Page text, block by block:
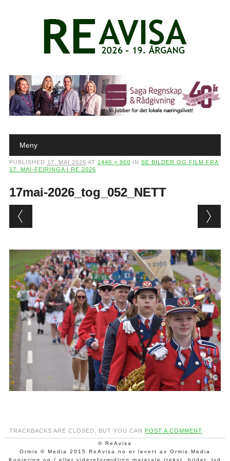
Main menu
Meny
PUBLISHED 17. MAI 2026 AT 1440 × 960 IN SE BILDER OG FILM FRA
17. MAI-FEIRINGA I RE 2026
17mai-2026_tog_052_NETT
TRACKBACKS ARE CLOSED, BUT YOU CAN POST A COMMENT.
© ReAvisa
Ormis © Media 2015 ReAvisa.no er levert av Ormis Media
Kopiering og / eller videreformidling materale (tekst, bilder, lyd